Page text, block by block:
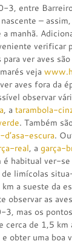
3, entre
–
manhã.
verificar
ver aves
veja
aves fora da
observar
, a tarambola-
. Também
d’asa-escura.
real, a garça-
é habitual ver-se
limícolas
a sueste da
observar as
3, mas os
cerca de 1,5 km
obter uma boa